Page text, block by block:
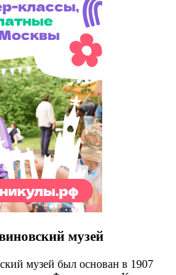
музей
музей был основан в 1907